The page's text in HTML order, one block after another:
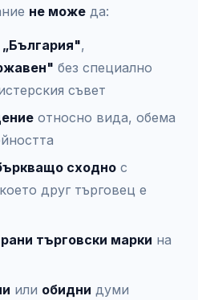
не може да:
„България",
без специално
съвет
относно вида, обема
сходно с
друг търговец е
търговски марки на
или обидни думи